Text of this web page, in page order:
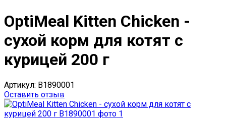
OptiMeal Kitten Chicken -
сухой корм для котят с
курицей 200 г
Артикул: B1890001
Оставить отзыв